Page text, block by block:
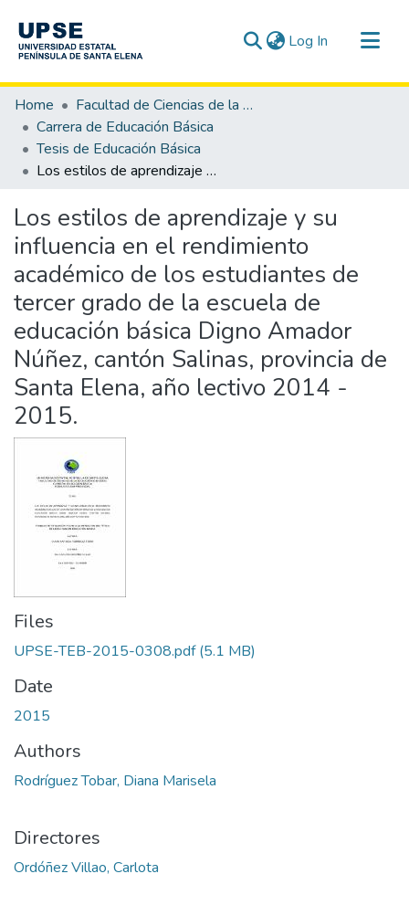
Log In (current)
Communities & Collections
All of DSpace
Statistics
Home
Facultad de Ciencias de la Educación e Idiomas
Carrera de Educación Básica
Tesis de Educación Básica
Los estilos de aprendizaje y su influencia en el rendimiento académico de los estudiantes de tercer grado de la escuela de educación básica Digno Amador Núñez, cantón Salinas, provincia de Santa Elena, año lectivo 2014 - 2015.
Los estilos de aprendizaje y su
influencia en el rendimiento
académico de los estudiantes de
tercer grado de la escuela de
educación básica Digno Amador
Núñez, cantón Salinas, provincia de
Santa Elena, año lectivo 2014 -
2015.
Files
UPSE-TEB-2015-0308.pdf(5.1 MB)
Date
2015
Authors
Rodríguez Tobar, Diana Marisela
Directores
Ordóñez Villao, Carlota